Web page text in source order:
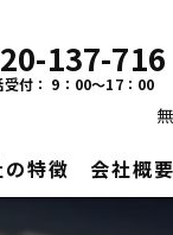
137-716
受付： 9：00～17：00
の特徴 会社概要